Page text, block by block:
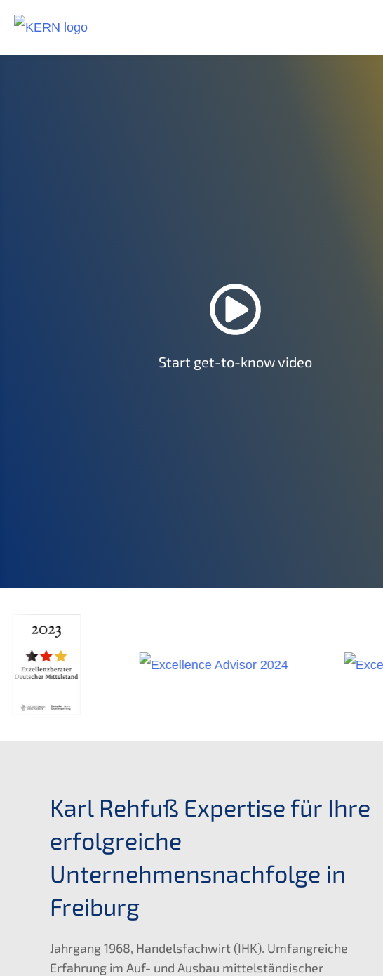
Start get-to-know video
Karl Rehfuß Expertise für Ihre
erfolgreiche
Unternehmensnachfolge in
Freiburg
Jahrgang 1968, Handelsfachwirt (IHK). Umfangreiche
Erfahrung im Auf- und Ausbau mittelständischer